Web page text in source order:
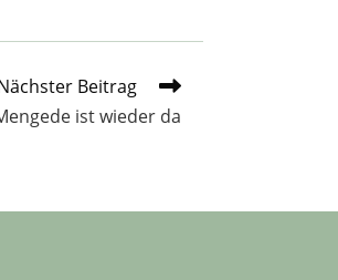
Beitrag
ist wieder da